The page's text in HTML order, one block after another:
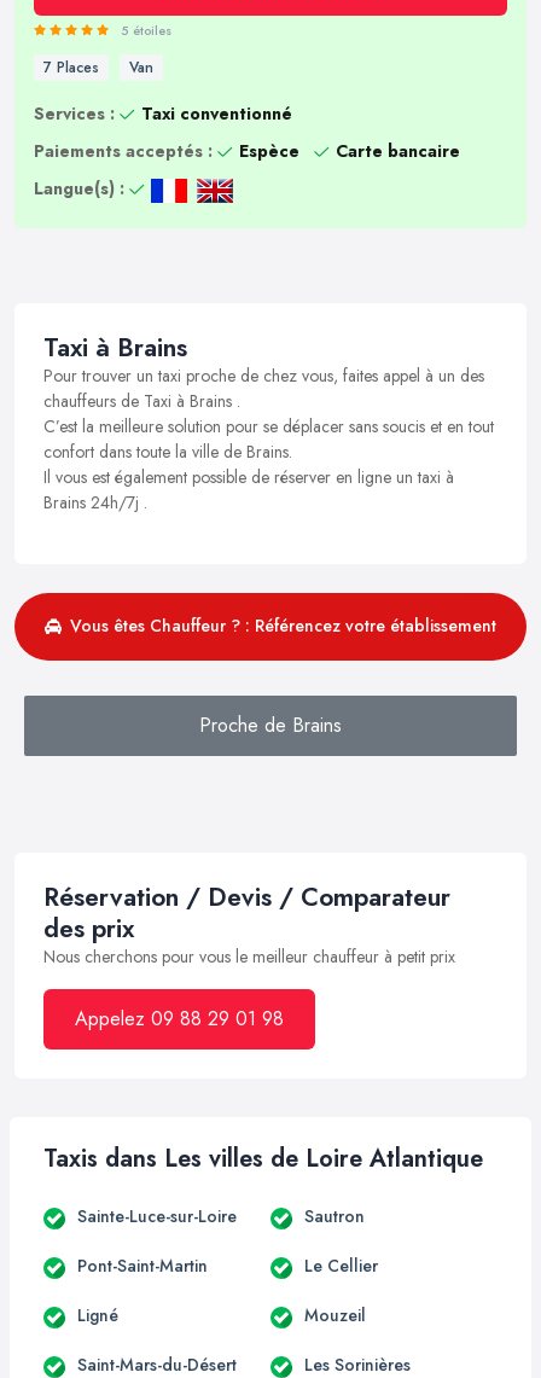
5 étoiles
7 Places Van
Services :
Taxi conventionné
Paiements acceptés :
Espèce
Carte bancaire
Langue(s) :
Taxi à Brains
Pour trouver un taxi proche de chez vous, faites appel à un des
chauffeurs de Taxi à Brains .
C’est la meilleure solution pour se déplacer sans soucis et en tout
confort dans toute la ville de Brains.
Il vous est également possible de réserver en ligne un taxi à
Brains 24h/7j .
Vous êtes Chauffeur ? : Référencez votre établissement
Proche de Brains
Réservation / Devis / Comparateur
des prix
Nous cherchons pour vous le meilleur chauffeur à petit prix
Appelez 09 88 29 01 98
Taxis dans Les villes de Loire Atlantique
Sainte-Luce-sur-Loire Sautron
Pont-Saint-Martin Le Cellier
Ligné Mouzeil
Saint-Mars-du-Désert Les Sorinières